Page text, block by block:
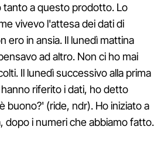
tanto a questo prodotto. Lo
vivevo l'attesa dei dati di
ero in ansia. Il lunedì mattina
ad altro. Non ci ho mai
Il lunedì successivo alla prima
riferito i dati, ho detto
buono?' (ride, ndr). Ho iniziato a
dopo i numeri che abbiamo fatto.